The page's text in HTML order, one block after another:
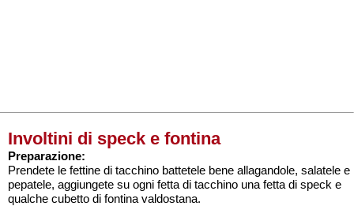
Involtini di speck e fontina
Preparazione:
Prendete le fettine di tacchino battetele bene allagandole, salatele e
pepatele, aggiungete su ogni fetta di tacchino una fetta di speck e
qualche cubetto di fontina valdostana.